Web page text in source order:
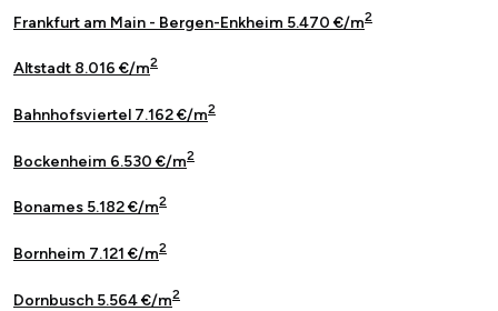
Frankfurt am Main - Bergen-Enkheim 5.470 €/m2
Altstadt 8.016 €/m2
Bahnhofsviertel 7.162 €/m2
Bockenheim 6.530 €/m2
Bonames 5.182 €/m2
Bornheim 7.121 €/m2
Dornbusch 5.564 €/m2